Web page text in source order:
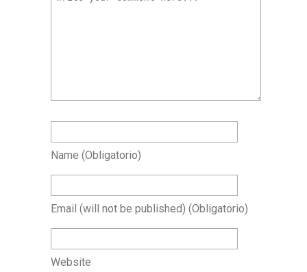
Name (obligatorio)
Email (will not be published) (obligatorio)
Website